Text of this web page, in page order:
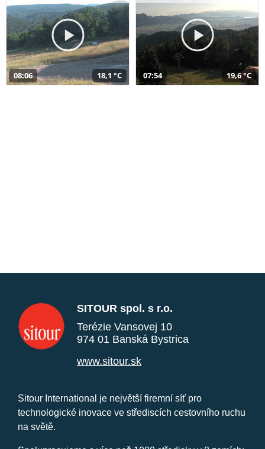
08:06 18,1 °C 07:54 19,6 °C
SITOUR spol. s r.o.
Terézie Vansovej 10
974 01 Banská Bystrica
www.sitour.sk
Sitour International je největší firemní síť pro
technologické inovace ve střediscích cestovního ruchu
na světě.